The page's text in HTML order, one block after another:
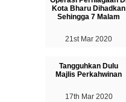
Kota Bharu Dihadkan
Sehingga 7 Malam
21st Mar 2020
Tangguhkan Dulu
Majlis Perkahwinan
17th Mar 2020